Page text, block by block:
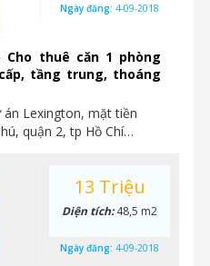
Cho thuê căn 1 phòng
tầng trung, thoáng
Lexington, mặt tiền
quận 2, tp Hồ Chí…
Ngày đăng: 4-09-2018
13 Triệu
Diện tích:48,5 m2
Ngày đăng: 4-09-2018